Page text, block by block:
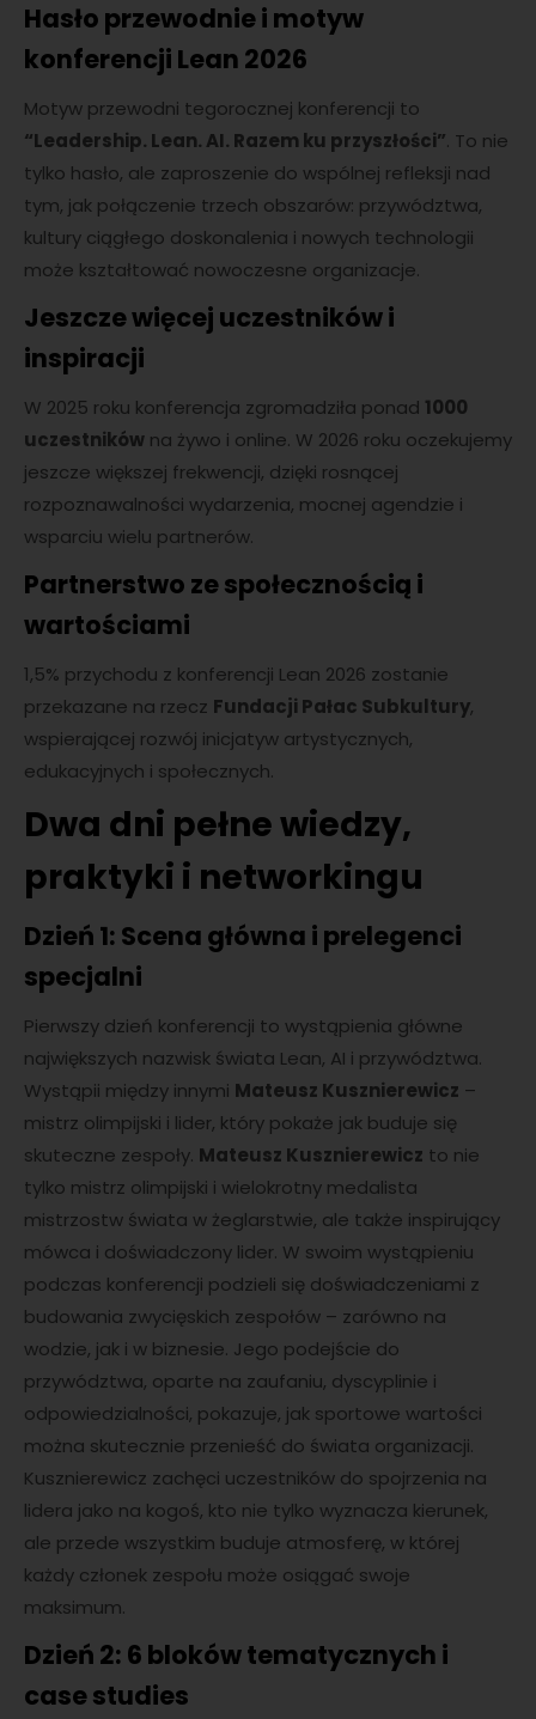
Hasło przewodnie i motyw
konferencji Lean 2026
Motyw przewodni tegorocznej konferencji to
“Leadership. Lean. AI. Razem ku przyszłości”. To nie
tylko hasło, ale zaproszenie do wspólnej refleksji nad
tym, jak połączenie trzech obszarów: przywództwa,
kultury ciągłego doskonalenia i nowych technologii
może kształtować nowoczesne organizacje.
Jeszcze więcej uczestników i
inspiracji
W 2025 roku konferencja zgromadziła ponad 1000
uczestników na żywo i online. W 2026 roku oczekujemy
jeszcze większej frekwencji, dzięki rosnącej
rozpoznawalności wydarzenia, mocnej agendzie i
wsparciu wielu partnerów.
Partnerstwo ze społecznością i
wartościami
1,5% przychodu z konferencji Lean 2026 zostanie
przekazane na rzecz Fundacji Pałac Subkultury,
wspierającej rozwój inicjatyw artystycznych,
edukacyjnych i społecznych.
Dwa dni pełne wiedzy,
praktyki i networkingu
Dzień 1: Scena główna i prelegenci
specjalni
Pierwszy dzień konferencji to wystąpienia główne
największych nazwisk świata Lean, AI i przywództwa.
Wystąpii między innymi Mateusz Kusznierewicz –
mistrz olimpijski i lider, który pokaże jak buduje się
skuteczne zespoły. Mateusz Kusznierewicz to nie
tylko mistrz olimpijski i wielokrotny medalista
mistrzostw świata w żeglarstwie, ale także inspirujący
mówca i doświadczony lider. W swoim wystąpieniu
podczas konferencji podzieli się doświadczeniami z
budowania zwycięskich zespołów – zarówno na
wodzie, jak i w biznesie. Jego podejście do
przywództwa, oparte na zaufaniu, dyscyplinie i
odpowiedzialności, pokazuje, jak sportowe wartości
można skutecznie przenieść do świata organizacji.
Kusznierewicz zachęci uczestników do spojrzenia na
lidera jako na kogoś, kto nie tylko wyznacza kierunek,
ale przede wszystkim buduje atmosferę, w której
każdy członek zespołu może osiągać swoje
maksimum.
Dzień 2: 6 bloków tematycznych i
case studies